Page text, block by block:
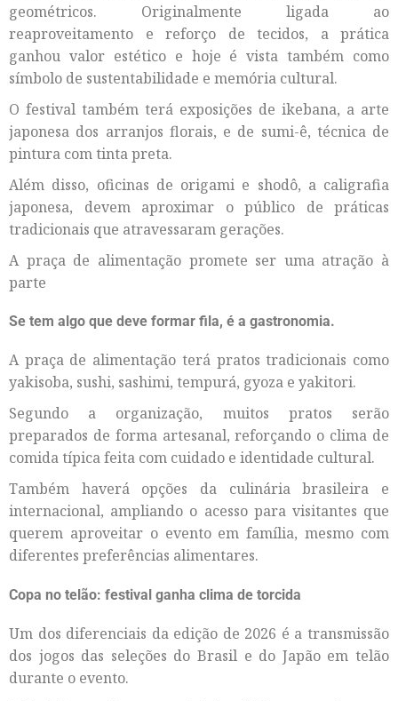
geométricos. Originalmente ligada ao
reaproveitamento e reforço de tecidos, a prática
ganhou valor estético e hoje é vista também como
símbolo de sustentabilidade e memória cultural.
O festival também terá exposições de ikebana, a arte
japonesa dos arranjos florais, e de sumi-ê, técnica de
pintura com tinta preta.
Além disso, oficinas de origami e shodô, a caligrafia
japonesa, devem aproximar o público de práticas
tradicionais que atravessaram gerações.
A praça de alimentação promete ser uma atração à
parte
Se tem algo que deve formar fila, é a gastronomia.
A praça de alimentação terá pratos tradicionais como
yakisoba, sushi, sashimi, tempurá, gyoza e yakitori.
Segundo a organização, muitos pratos serão
preparados de forma artesanal, reforçando o clima de
comida típica feita com cuidado e identidade cultural.
Também haverá opções da culinária brasileira e
internacional, ampliando o acesso para visitantes que
querem aproveitar o evento em família, mesmo com
diferentes preferências alimentares.
Copa no telão: festival ganha clima de torcida
Um dos diferenciais da edição de 2026 é a transmissão
dos jogos das seleções do Brasil e do Japão em telão
durante o evento.